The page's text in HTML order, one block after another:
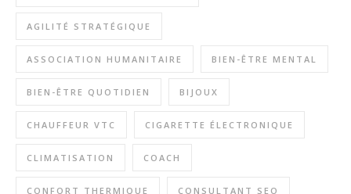
AGILITÉ STRATÉGIQUE
ASSOCIATION HUMANITAIRE BIEN-ÊTRE MENTAL
BIEN-ÊTRE QUOTIDIEN BIJOUX
CHAUFFEUR VTC CIGARETTE ÉLECTRONIQUE
CLIMATISATION COACH
CONFORT THERMIQUE CONSULTANT SEO